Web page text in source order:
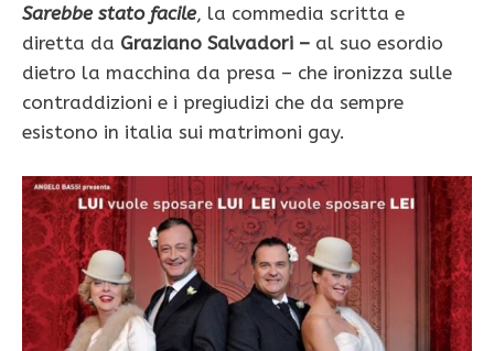
Sarebbe stato facile, la commedia scritta e
diretta da Graziano Salvadori – al suo esordio
dietro la macchina da presa – che ironizza sulle
contraddizioni e i pregiudizi che da sempre
esistono in italia sui matrimoni gay.